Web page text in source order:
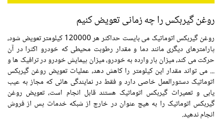
روغن گیربکس را چه زمانی تعویض کنیم
روغن گیربکس اتوماتیک می بایست حداکثر هر 120000 کیلومتر تعویض شود،
پارامترهای دیگری مانند دما و مقدار رطوبت محیطی که خودرو اکثرا در آن
حرکت می کند، میزان بار وارده به خودرو، میزان پیمایش خودرو در ترافیک ها و
... می تواند مقدار این کیلومتر را کاهش دهد، عملیات تعویض روغن گیربکس
اتوماتیک دستورالعمل خاصی دارد و فقط در نمایندگی هائی که مجاز به عیب
یابی و تعمیرات گیربکس اتوماتیک هستند قابل انجام است، تعویض روغن
گیربکس اتوماتیک را به هیچ عنوان در خارج از شبکه خدمات پس از فروش
انجام ندهید.